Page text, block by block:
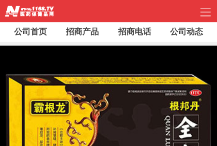
公司首页 招商产品 招商电话 公司动态